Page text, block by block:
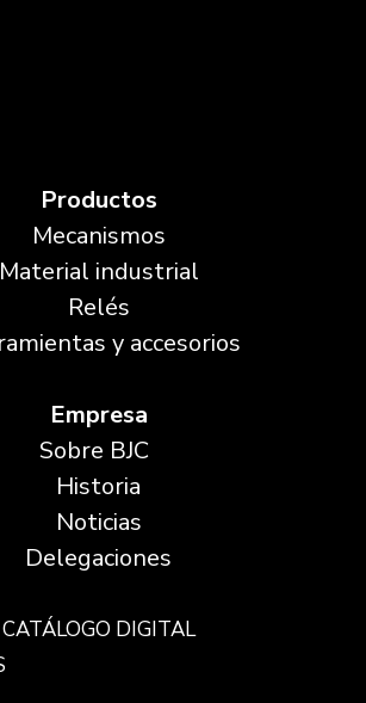
Productos
Mecanismos
Material industrial
Relés
y accesorios
Empresa
Sobre BJC
Historia
Noticias
Delegaciones
CATÁLOGO DIGITAL